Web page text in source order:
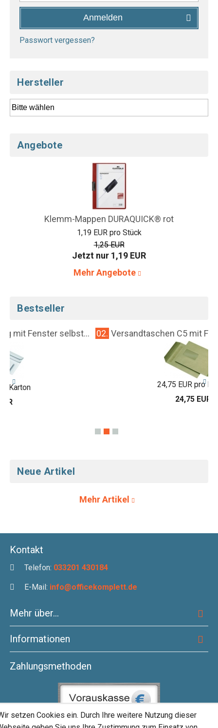
Anmelden
Passwort vergessen?
Hersteller
Angebote
Klemm-Mappen DURAQUICK® rot
1,19 EUR pro Stück
1,25 EUR
Jetzt nur 1,19 EUR
Mehr Angebote
Bestseller
02. Versandtaschen C5 mit Fenster selbstkleben...
Neue Artikel
Mehr Artikel
Kontakt
Telefon: 033201 430184
E-Mail: info@officekomplett.de
Mehr über...
Informationen
Zahlungsmethoden
setzen Cookies ein. Durch Ihre weitere Nutzung dieser